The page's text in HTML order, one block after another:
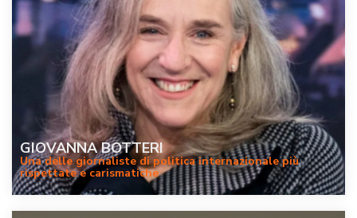
GIOVANNA BOTTERI
Una delle giornaliste di politica internazionale più
rispettate e carismatiche